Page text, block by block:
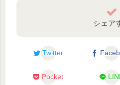
トラブル防止のため初見の
毎月2回、マルチ参加受付審
ゴリアテが死ぬほど忙しい
シェア
Twitter
Pocket